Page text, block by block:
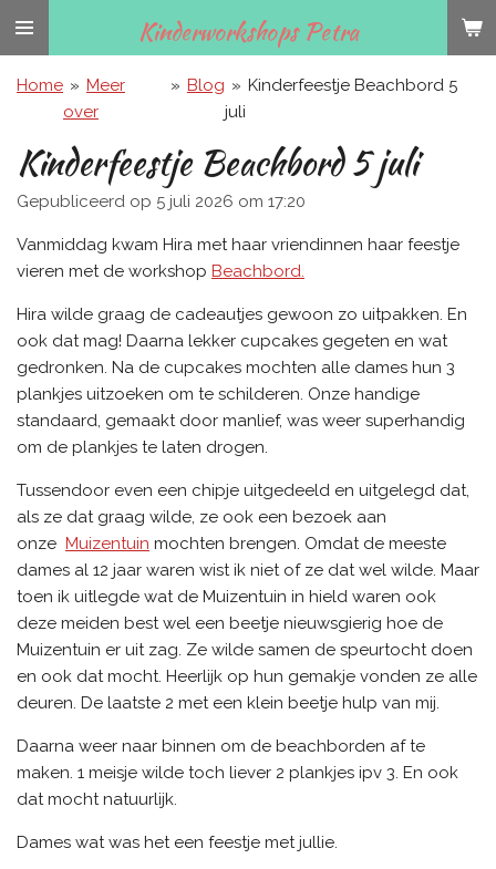
Ga
naar
Kinderworkshops Petra
Home » Meer
over
» Blog » Kinderfeestje Beachbord 5
juli
Kinderfeestje Beachbord 5 juli
Gepubliceerd op 5 juli 2026 om 17:20
Vanmiddag kwam Hira met haar vriendinnen haar feestje
vieren met de workshop Beachbord.
Hira wilde graag de cadeautjes gewoon zo uitpakken. En
ook dat mag! Daarna lekker cupcakes gegeten en wat
gedronken. Na de cupcakes mochten alle dames hun 3
plankjes uitzoeken om te schilderen. Onze handige
standaard, gemaakt door manlief, was weer superhandig
om de plankjes te laten drogen.
Tussendoor even een chipje uitgedeeld en uitgelegd dat,
als ze dat graag wilde, ze ook een bezoek aan
onze Muizentuin mochten brengen. Omdat de meeste
dames al 12 jaar waren wist ik niet of ze dat wel wilde. Maar
toen ik uitlegde wat de Muizentuin in hield waren ook
deze meiden best wel een beetje nieuwsgierig hoe de
Muizentuin er uit zag. Ze wilde samen de speurtocht doen
en ook dat mocht. Heerlijk op hun gemakje vonden ze alle
deuren. De laatste 2 met een klein beetje hulp van mij.
Daarna weer naar binnen om de beachborden af te
maken. 1 meisje wilde toch liever 2 plankjes ipv 3. En ook
dat mocht natuurlijk.
Dames wat was het een feestje met jullie.